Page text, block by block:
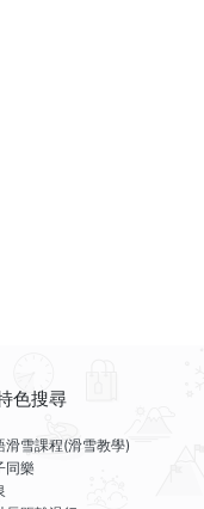
色搜尋
滑雪課程(滑雪教學)
同樂